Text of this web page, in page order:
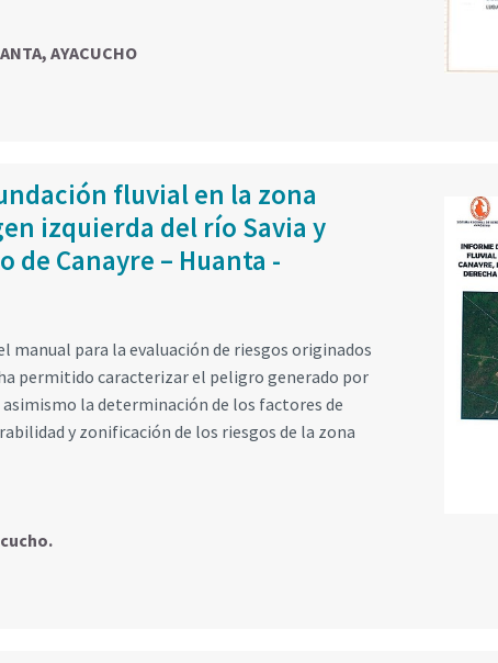
AYACUCHO
fluvial en la zona
izquierda del río Savia y
Canayre – Huanta -
para la evaluación de riesgos originados
permitido caracterizar el peligro generado por
la determinación de los factores de
y zonificación de los riesgos de la zona